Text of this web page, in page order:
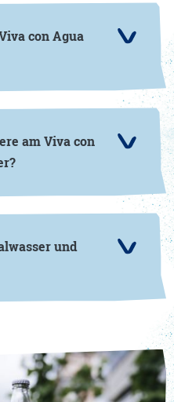
con Agua
am Viva con
und